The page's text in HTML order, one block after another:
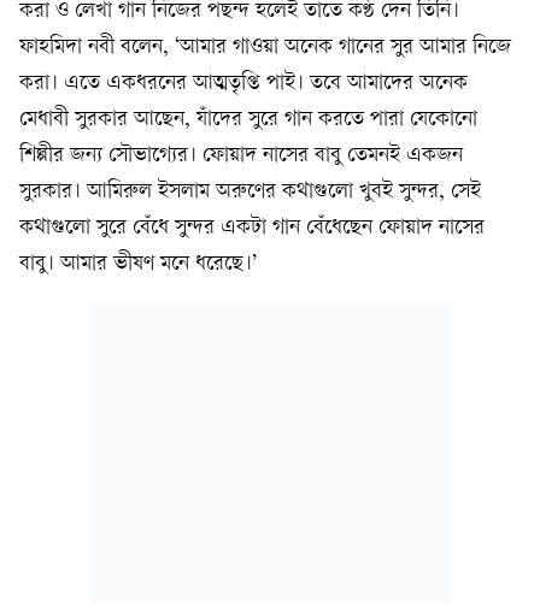
করা ও লেখা গান নিজের পছন্দ হলেই তাতে কণ্ঠ দেন তিনি।
ফাহমিদা নবী বলেন, ‘আমার গাওয়া অনেক গানের সুর আমার নিজে
করা। এতে একধরনের আত্মতৃপ্তি পাই। তবে আমাদের অনেক
মেধাবী সুরকার আছেন, যাঁদের সুরে গান করতে পারা যেকোনো
শিল্পীর জন্য সৌভাগ্যের। ফোয়াদ নাসের বাবু তেমনই একজন
সুরকার। আমিরুল ইসলাম অরুণের কথাগুলো খুবই সুন্দর, সেই
কথাগুলো সুরে বেঁধে সুন্দর একটা গান বেঁধেছেন ফোয়াদ নাসের
বাবু। আমার ভীষণ মনে ধরেছে।’